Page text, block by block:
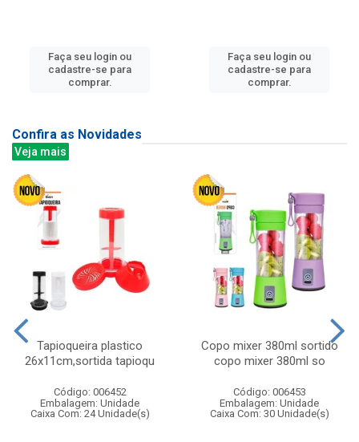
Faça seu login ou
cadastre-se para
comprar.
Faça seu login ou
cadastre-se para
comprar.
Confira as Novidades
Veja mais
Tapioqueira plastico
26x11cm,sortida tapioqu
Código: 006452
Embalagem: Unidade
Caixa Com: 24 Unidade(s)
Copo mixer 380ml sortido
copo mixer 380ml so
Código: 006453
Embalagem: Unidade
Caixa Com: 30 Unidade(s)